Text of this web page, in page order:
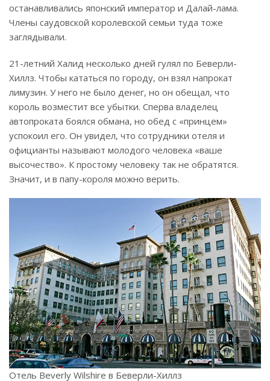
останавливались японский император и Далай-лама.
Члены саудовской королевской семьи туда тоже
заглядывали.
21-летний Халид несколько дней гулял по Беверли-
Хиллз. Чтобы кататься по городу, он взял напрокат
лимузин. У него не было денег, но он обещал, что
король возместит все убытки. Сперва владелец
автопроката боялся обмана, но обед с «принцем»
успокоил его. Он увидел, что сотрудники отеля и
официанты называют молодого человека «ваше
высочество». К простому человеку так не обратятся.
Значит, и в папу-короля можно верить.
Отель Beverly Wilshire в Беверли-Хиллз